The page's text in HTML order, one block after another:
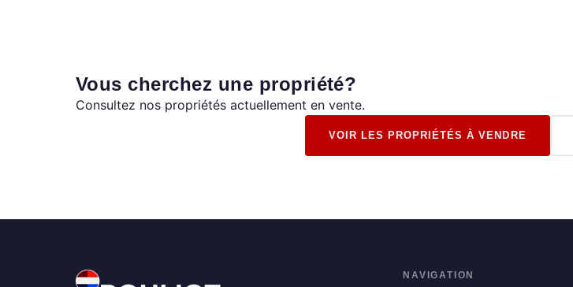
Vous cherchez une propriété?
Consultez nos propriétés actuellement en vente.
VOIR LES PROPRIÉTÉS À VENDRE
NAVIGATION